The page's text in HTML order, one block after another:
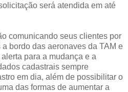
será atendida em até
comunicando seus clientes por
bordo das aeronaves da TAM e
para a mudança e a
cadastrais sempre
em dia, além de possibilitar o
das formas de aumentar a